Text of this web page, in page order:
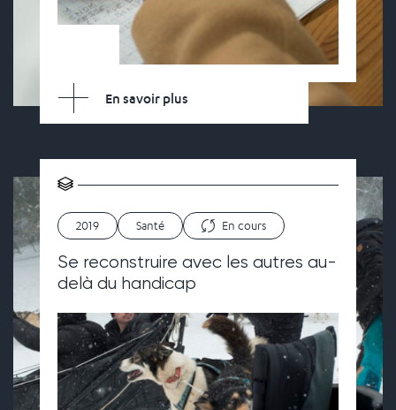
En savoir plus
2019 Santé En cours
Se reconstruire avec les autres au-
delà du handicap